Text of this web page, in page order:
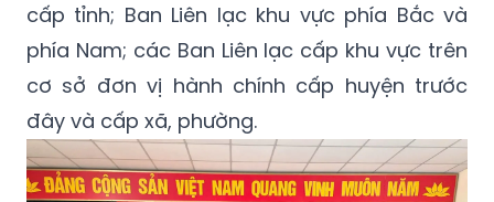
cấp tỉnh; Ban Liên lạc khu vực phía Bắc và
phía Nam; các Ban Liên lạc cấp khu vực trên
cơ sở đơn vị hành chính cấp huyện trước
đây và cấp xã, phường.